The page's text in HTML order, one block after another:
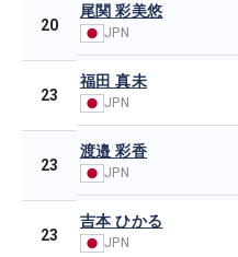
20
尾関 彩美悠
JPN
23
福田 真未
JPN
23
渡邉 彩香
JPN
23
吉本 ひかる
JPN